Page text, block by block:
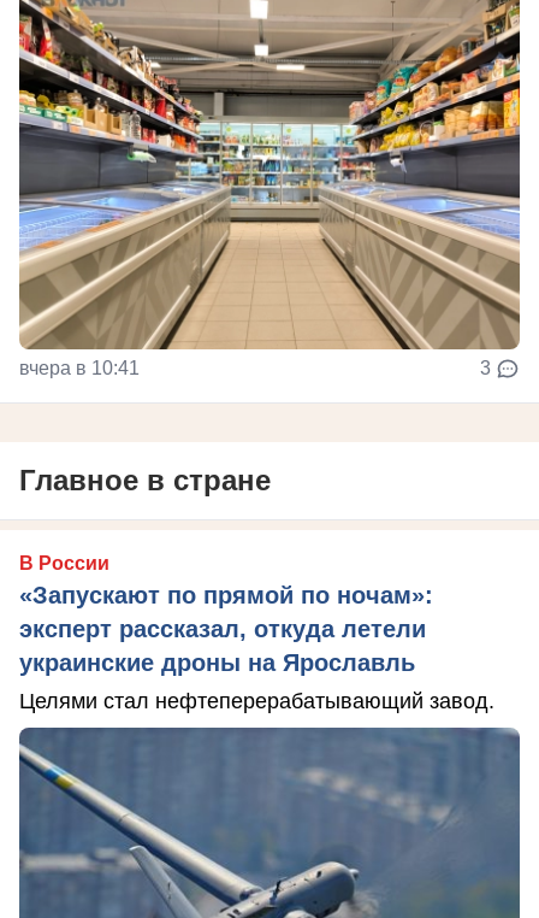
вчера в 10:41 3
Главное в стране
В России
«Запускают по прямой по ночам»:
эксперт рассказал, откуда летели
украинские дроны на Ярославль
Целями стал нефтеперерабатывающий завод.